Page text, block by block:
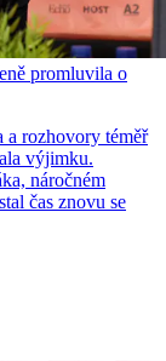
promluvila o
a rozhovory téměř
výjimku.
náročném
čas znovu se